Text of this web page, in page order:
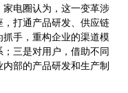
电圈认为，这一变革涉
打通产品研发、供应链
手，重构企业的渠道模
三是对用户，借助不同
部的产品研发和生产制